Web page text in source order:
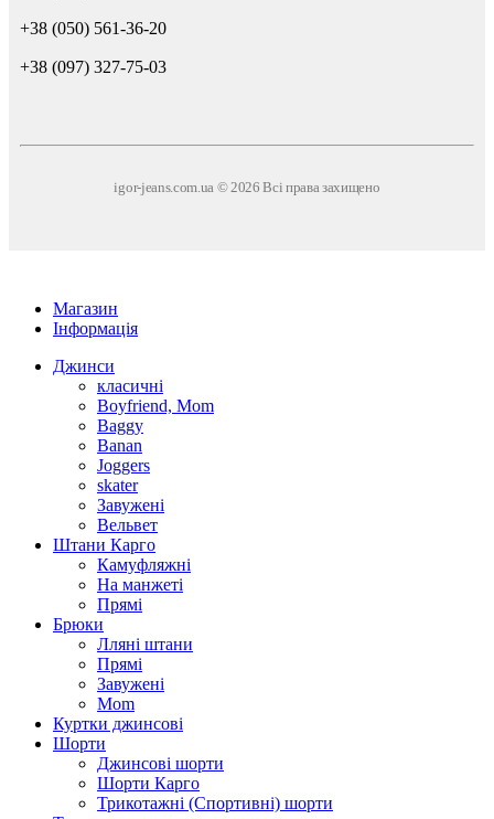
+38 (050) 561-36-20
+38 (097) 327-75-03
igor-jeans.com.ua © 2026 Всі права захищено
Магазин
Інформація
Джинси
класичні
Boyfriend, Mom
Baggy
Banan
Joggers
skater
Завужені
Вельвет
Штани Карго
Камуфляжні
На манжеті
Прямі
Брюки
Лляні штани
Прямі
Завужені
Mom
Куртки джинсові
Шорти
Джинсові шорти
Шорти Карго
Трикотажні (Спортивні) шорти